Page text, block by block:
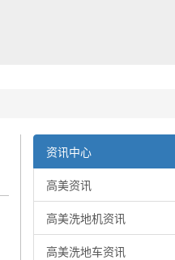
资讯中心
高美资讯
高美洗地机资讯
高美洗地车资讯